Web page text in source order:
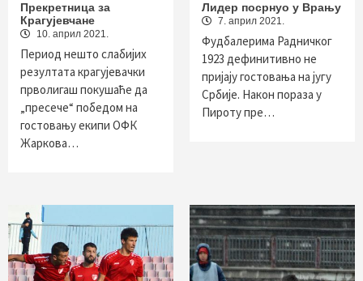
Прекретница за
Крагујевчане
10. април 2021.
Период нешто слабијих
резултата крагујевачки
прволигаш покушаће да
„пресече“ победом на
гостовању екипи ОФК
Жаркова…
Лидер посрнуо у Врању
7. април 2021.
Фудбалерима Радничког
1923 дефинитивно не
пријају гостовања на југу
Србије. Након пораза у
Пироту пре…